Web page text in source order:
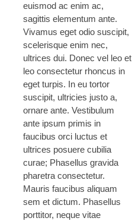
euismod ac enim ac,
sagittis elementum ante.
Vivamus eget odio suscipit,
scelerisque enim nec,
ultrices dui. Donec vel leo et
leo consectetur rhoncus in
eget turpis. In eu tortor
suscipit, ultricies justo a,
ornare ante. Vestibulum
ante ipsum primis in
faucibus orci luctus et
ultrices posuere cubilia
curae; Phasellus gravida
pharetra consectetur.
Mauris faucibus aliquam
sem et dictum. Phasellus
porttitor, neque vitae